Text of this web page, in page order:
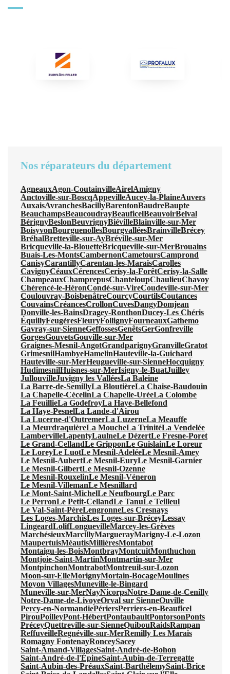
Nos réparateurs du département
AgneauxAgon-CoutainvilleAirelAmigny
Anctoville-sur-BoscqAppevilleAucey-la-PlaineAuvers
AuxaisAvranchesBacillyBarentonBaudreBaupte
BeauchampsBeaucoudrayBeauficelBeauvoirBelval
BérignyBeslonBeuvrignyBiévilleBlainville-sur-Mer
BoisyvonBourguenollesBourgvalléesBrainvilleBrécey
BréhalBretteville-sur-AyBréville-sur-Mer
Bricqueville-la-BlouetteBricqueville-sur-MerBrouains
Buais-Les-MontsCambernonCametoursCamprond
CanisyCarantillyCarentan-les-MaraisCarolles
CavignyCéauxCérencesCerisy-la-ForêtCerisy-la-Salle
ChampeauxChamprepusChanteloupChaulieuChavoy
Chérencé-le-HéronCondé-sur-VireCoudeville-sur-Mer
Coulouvray-BoisbenâtreCourcyCourtilsCoutances
CouvainsCréancesCrollonCuvesDangyDomjean
Donville-les-BainsDragey-RonthonDucey-Les Chéris
ÉquillyFeugèresFleuryFollignyFourneauxGathemo
Gavray-sur-SienneGeffossesGenêtsGerGonfreville
GorgesGouvetsGouville-sur-Mer
Graignes-Mesnil-AngotGrandparignyGranvilleGratot
GrimesnilHambyeHamelinHauteville-la-Guichard
Hauteville-sur-MerHeugueville-sur-SienneHocquigny
HudimesnilHuisnes-sur-MerIsigny-le-BuatJuilley
JullouvilleJuvigny les ValléesLa Baleine
La Barre-de-SemillyLa BloutièreLa Chaise-Baudouin
La Chapelle-CécelinLa Chapelle-UréeLa Colombe
La FeuillieLa GodefroyLa Haye-Bellefond
La Haye-PesnelLa Lande-d'Airou
La Lucerne-d'OutremerLa LuzerneLa Meauffe
La MeurdraquièreLa MoucheLa TrinitéLa Vendelée
LambervilleLapentyLaulneLe DézertLe Fresne-Poret
Le Grand-CellandLe GripponLe GuislainLe Loreur
Le LoreyLe LuotLe Mesnil-AdeléeLe Mesnil-Amey
Le Mesnil-AubertLe Mesnil-EuryLe Mesnil-Garnier
Le Mesnil-GilbertLe Mesnil-Ozenne
Le Mesnil-RouxelinLe Mesnil-Véneron
Le Mesnil-VillemanLe Mesnillard
Le Mont-Saint-MichelLe NeufbourgLe Parc
Le PerronLe Petit-CellandLe TanuLe Teilleul
Le Val-Saint-PèreLengronneLes Cresnays
Les Loges-MarchisLes Loges-sur-BréceyLessay
LingeardLolifLonguevilleMarcey-les-Grèves
MarchésieuxMarcillyMarguerayMarigny-Le-Lozon
MaupertuisMéautisMillièresMontabot
Montaigu-les-BoisMontbrayMontcuitMonthuchon
Montjoie-Saint-MartinMontmartin-sur-Mer
MontpinchonMontrabotMontreuil-sur-Lozon
Moon-sur-ElleMorignyMortain-BocageMoulines
Moyon VillagesMuneville-le-Bingard
Muneville-sur-MerNayNicorpsNotre-Dame-de-Cenilly
Notre-Dame-de-LivoyeOrval sur SienneOuville
Percy-en-NormandiePériersPerriers-en-Beauficel
PirouPoilleyPont-HébertPontaubaultPontorsonPonts
PréceyQuettreville-sur-SienneQuibouRaidsRampan
ReffuveilleRegnéville-sur-MerRemilly Les Marais
Romagny FontenayRonceySacey
Saint-Amand-VillagesSaint-André-de-Bohon
Saint-André-de-l'ÉpineSaint-Aubin-de-Terregatte
Saint-Aubin-des-PréauxSaint-BarthélemySaint-Brice